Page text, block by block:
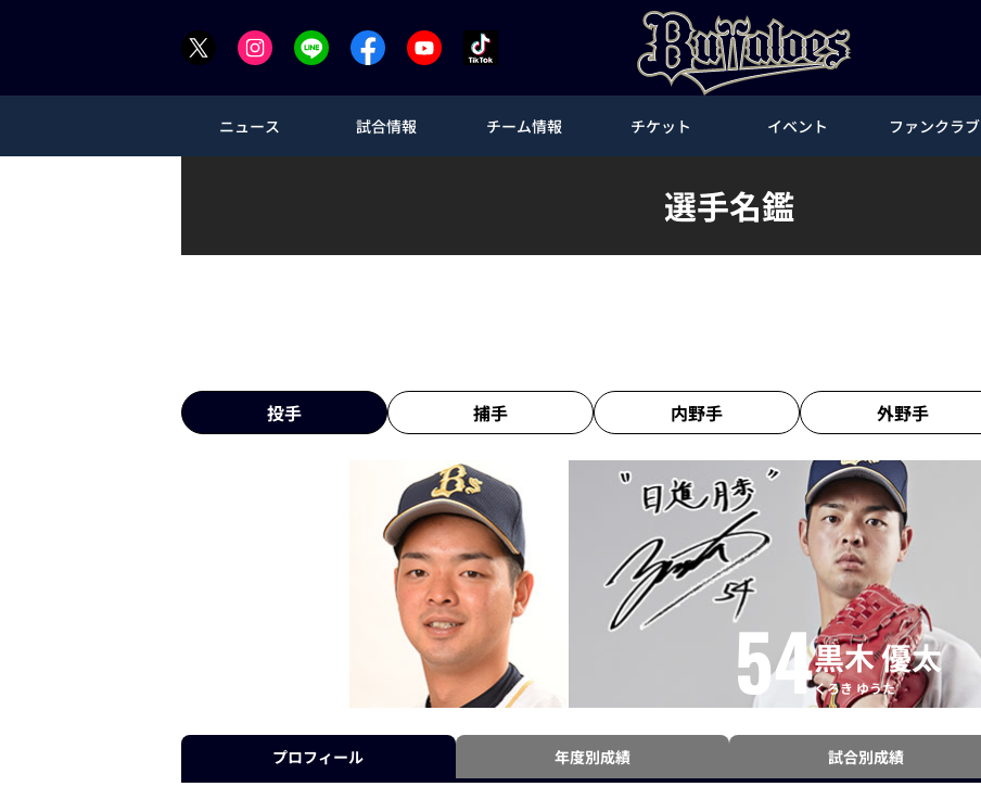
ニュース 試合情報 チーム情報 チケット イベント ファンクラブ
選手名鑑
投手 捕手 内野手 外野手
54黒木 優太
くろき ゆうた
プロフィール 年度別成績 試合別成績